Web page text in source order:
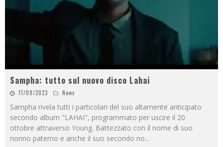
Sampha: tutto sul nuovo disco Lahai
11/09/2023 News
Sampha rivela tutti i particolari del suo altamente anticipato
secondo album "LAHAI", programmato per uscire il 20
ottobre attraverso Young. Battezzato con il nome di suo
nonno paterno e anche il suo secondo no...